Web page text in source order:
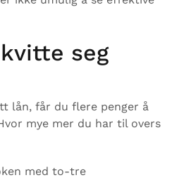
seg
lån, får du flere penger å
mye mer du har til overs
med to-tre